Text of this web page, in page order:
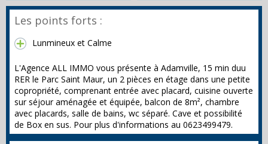
Les points forts :
Lunmineux et Calme
L'Agence ALL IMMO vous présente à Adamville, 15 min duu
RER le Parc Saint Maur, un 2 pièces en étage dans une petite
copropriété, comprenant entrée avec placard, cuisine ouverte
sur séjour aménagée et équipée, balcon de 8m², chambre
avec placards, salle de bains, wc séparé. Cave et possibilité
de Box en sus. Pour plus d'informations au 0623499479.